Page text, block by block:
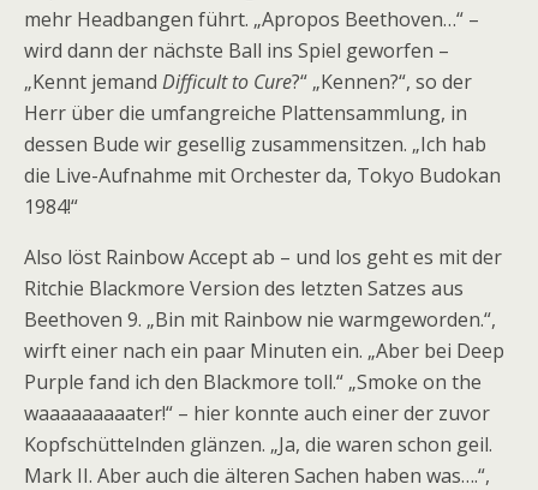
mehr Headbangen führt. „Apropos Beethoven…“ –
wird dann der nächste Ball ins Spiel geworfen –
„Kennt jemand Difficult to Cure?“ „Kennen?“, so der
Herr über die umfangreiche Plattensammlung, in
dessen Bude wir gesellig zusammensitzen. „Ich hab
die Live-Aufnahme mit Orchester da, Tokyo Budokan
1984!“
Also löst Rainbow Accept ab – und los geht es mit der
Ritchie Blackmore Version des letzten Satzes aus
Beethoven 9. „Bin mit Rainbow nie warmgeworden.“,
wirft einer nach ein paar Minuten ein. „Aber bei Deep
Purple fand ich den Blackmore toll.“ „Smoke on the
waaaaaaaaater!“ – hier konnte auch einer der zuvor
Kopfschüttelnden glänzen. „Ja, die waren schon geil.
Mark II. Aber auch die älteren Sachen haben was….“,